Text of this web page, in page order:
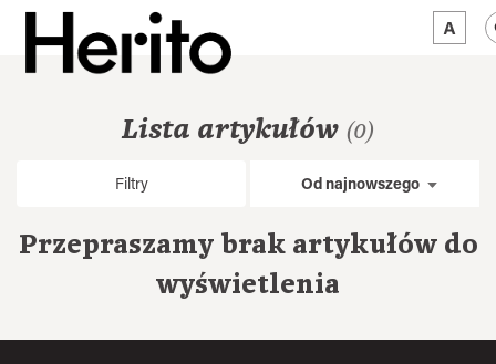
MAMY NA OKU
JĘZYK: PL
Lista artykułów (0)
Filtry Od najnowszego
Przepraszamy brak artykułów do
wyświetlenia